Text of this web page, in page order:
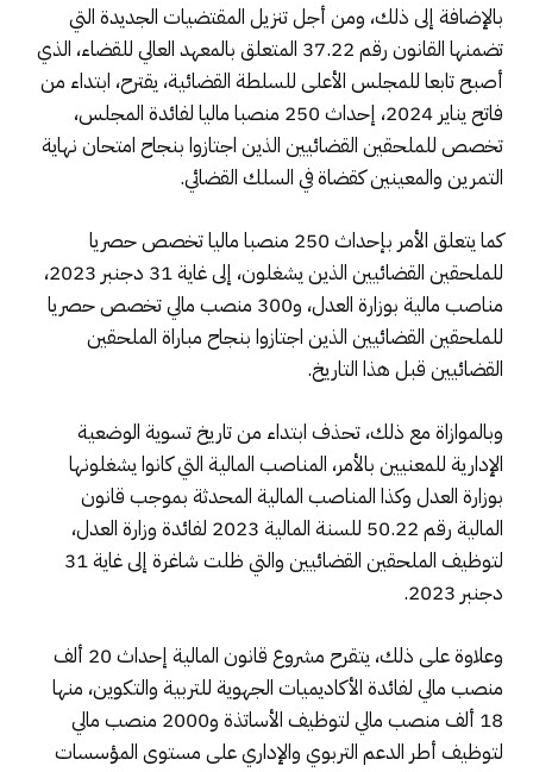
بالإضافة إلى ذلك، ومن أجل تنزيل المقتضيات الجديدة التي
تضمنها القانون رقم 37.22 المتعلق بالمعهد العالي للقضاء، الذي
أصبح تابعا للمجلس الأعلى للسلطة القضائية، يقترح، ابتداء من
فاتح يناير 2024، إحداث 250 منصبا ماليا لفائدة المجلس،
تخصص للملحقين القضائيين الذين اجتازوا بنجاح امتحان نهاية
التمرين والمعينين كقضاة في السلك القضائي.
كما يتعلق الأمر بإحداث 250 منصبا ماليا تخصص حصريا
للملحقين القضائيين الذين يشغلون، إلى غاية 31 دجنبر 2023،
مناصب مالية بوزارة العدل، و300 منصب مالي تخصص حصريا
للملحقين القضائيين الذين اجتازوا بنجاح مباراة الملحقين
القضائيين قبل هذا التاريخ.
وبالموازاة مع ذلك، تحذف ابتداء من تاريخ تسوية الوضعية
الإدارية للمعنيين بالأمر، المناصب المالية التي كانوا يشغلونها
بوزارة العدل وكذا المناصب المالية المحدثة بموجب قانون
المالية رقم 50.22 للسنة المالية 2023 لفائدة وزارة العدل،
لتوظيف الملحقين القضائيين والتي ظلت شاغرة إلى غاية 31
دجنبر 2023.
وعلاوة على ذلك، يتقرح مشروع قانون المالية إحداث 20 ألف
منصب مالي لفائدة الأكاديميات الجهوية للتربية والتكوين، منها
18 ألف منصب مالي لتوظيف الأساتذة و2000 منصب مالي
لتوظيف أطر الدعم التربوي والإداري على مستوى المؤسسات